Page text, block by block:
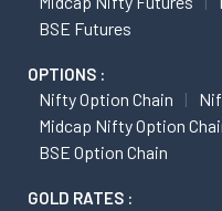
BSE Futures
OPTIONS :
Nifty Option Chain
Midcap Nifty Option
BSE Option Chain
GOLD RATES :